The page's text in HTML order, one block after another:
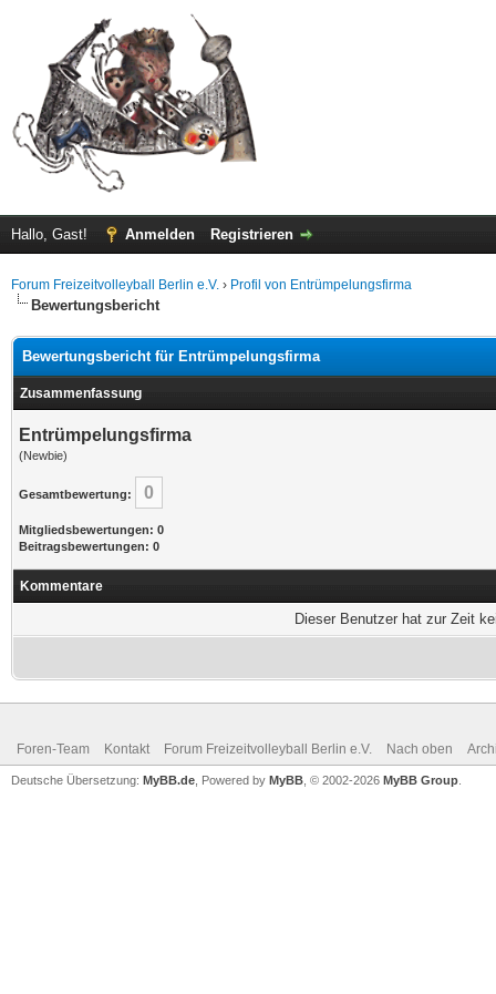
Hallo, Gast! Anmelden Registrieren
Forum Freizeitvolleyball Berlin e.V. › Profil von Entrümpelungsfirma
Bewertungsbericht
Bewertungsbericht für Entrümpelungsfirma
Zusammenfassung
Entrümpelungsfirma
(Newbie)
Gesamtbewertung: 0
Mitgliedsbewertungen: 0
Beitragsbewertungen: 0
Kommentare
Dieser Benutzer hat zur Zeit
Foren-Team Kontakt Forum Freizeitvolleyball Berlin e.V. Nach oben
Deutsche Übersetzung: MyBB.de , Powered by MyBB , © 2002-2026 MyBB Group